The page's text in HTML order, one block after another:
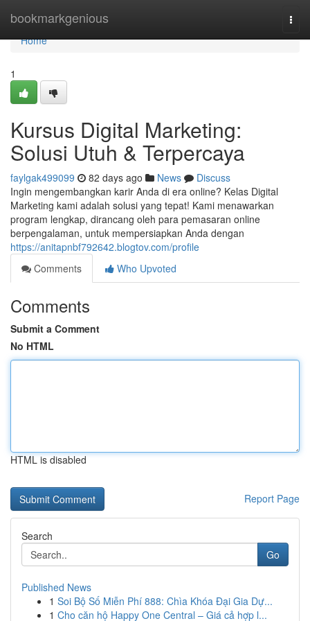
bookmarkgenious
Home
Home
1
Kursus Digital Marketing:
Solusi Utuh & Terpercaya
faylgak499099 82 days ago News
Discuss
Ingin mengembangkan karir Anda di era online? Kelas Digital
Marketing kami adalah solusi yang tepat! Kami menawarkan
program lengkap, dirancang oleh para pemasaran online
berpengalaman, untuk mempersiapkan Anda dengan
https://anitapnbf792642.blogtov.com/profile
Comments
Who Upvoted
Comments
Submit a Comment
No HTML
HTML is disabled
Report Page
Search
Go
Published News
1 Soi Bộ Số Miễn Phí 888: Chìa Khóa Đại Gia Dự...
1 Cho căn hộ Happy One Central – Giá cả hợp l...